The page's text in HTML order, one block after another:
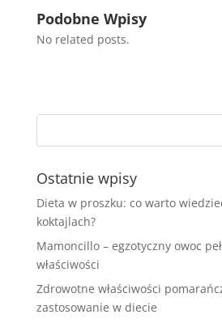
Podobne Wpisy
No related posts.
Ostatnie wpisy
Dieta w proszku: co warto
koktajlach?
Mamoncillo – egzotyczny owoc
właściwości
Zdrowotne właściwości
zastosowanie w diecie